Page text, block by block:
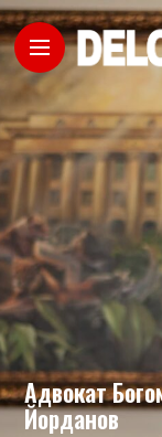
Адвокат
Йорданов